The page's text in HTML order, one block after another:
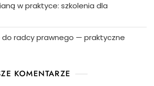
w praktyce: szkolenia dla
do radcy prawnego — praktyczne
KOMENTARZE